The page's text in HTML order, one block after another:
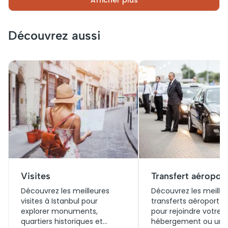
d’histoire que les amateurs de tendances modernes,
Découvrez aussi
Visites
Découvrez les meilleures
visites à Istanbul pour
explorer monuments,
quartiers historiques et
Transfert aéroport
Découvrez les
transferts aéroport à
pour rejoindre votre
hébergement ou un